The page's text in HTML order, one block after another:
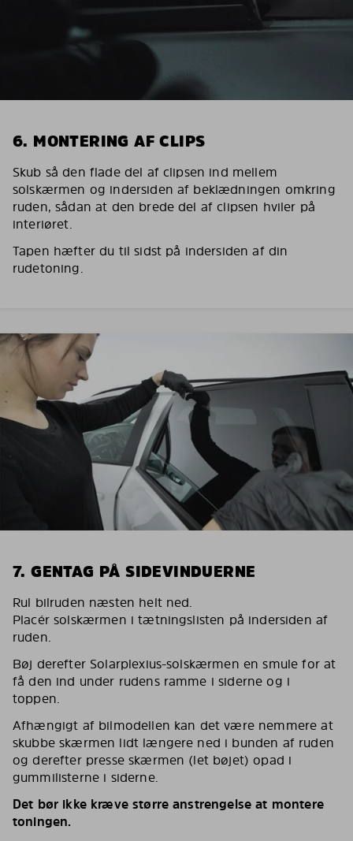
6. MONTERING AF CLIPS
Skub så den flade del af clipsen ind mellem
solskærmen og indersiden af beklædningen omkring
ruden, sådan at den brede del af clipsen hviler på
interiøret.
Tapen hæfter du til sidst på indersiden af din
rudetoning.
7. GENTAG PÅ SIDEVINDUERNE
Rul bilruden næsten helt ned.
Placér solskærmen i tætningslisten på indersiden af
ruden.
Bøj derefter Solarplexius-solskærmen en smule for at
få den ind under rudens ramme i siderne og i
toppen.
Afhængigt af bilmodellen kan det være nemmere at
skubbe skærmen lidt længere ned i bunden af ruden
og derefter presse skærmen (let bøjet) opad i
gummilisterne i siderne.
Det bør ikke kræve større anstrengelse at montere
toningen.